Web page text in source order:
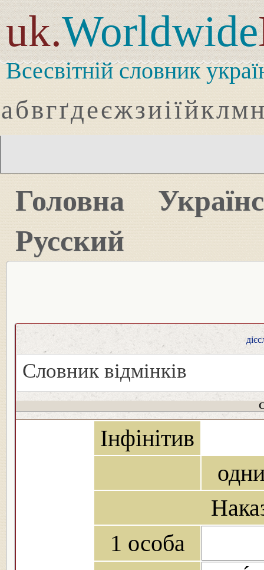
uk.Worldwide
Всесвітній словник
абвгґдеєжзиіїйклмн
Головна
Русский
Словник відмінків
Інфінітив
1 особа